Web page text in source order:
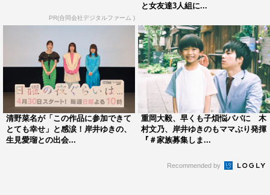
ろうなって思ったんです。そこから、主演をさせていただ
いた映画の現場や、今回のドラマでも、積極的に話すよう
に気をつけました。そしたら、いろんなことがすごく良い
方向に進んで、楽しい雰囲気で撮影をすることができまし
た」と語った。
そして最後に、ドラマ『十九歳』の見どころについて岸
井は「私は今25歳ですけど、19歳の嬉子ちゃんに共感す
る部分たくさんありました。これから19歳になる人は、嬉
ていうのが見えてくると思いますし、19歳を経験した人た
PR(合同会社デジタルファーム )
と女友達3人組に...
清野菜名が「この作品に参加できて
とても幸せ」と感涙！岸井ゆきの、
生見愛瑠との出会...
重岡大毅、早くも子煩悩パパに 木
村文乃、岸井ゆきのもママぶり発揮
『＃家族募集しま...
Recommended by